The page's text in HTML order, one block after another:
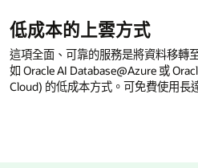
低成本的上雲方式
這項全面、可靠的服務是將資料移轉
如 Oracle AI Database@Azure 或
Cloud) 的低成本方式。可免費使用長